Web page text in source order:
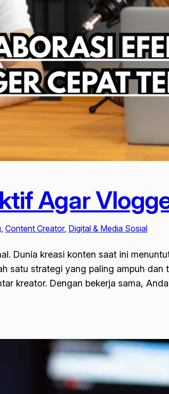
Agar
Content Creator, Digital & Media Sosial
Dunia kreasi konten saat ini
satu strategi yang paling ampuh
kreator. Dengan bekerja sama,